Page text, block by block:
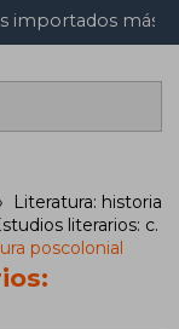
importados más
Literatura: historia
literarios: c.
poscolonial